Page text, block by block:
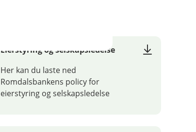
Eierstyring og selskapsledelse
Her kan du laste ned
Romdalsbankens policy for
eierstyring og selskapsledelse